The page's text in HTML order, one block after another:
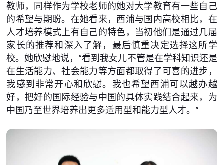
教师，同样作为学校老师的她对大学教育有一些自己
的希望与期盼。在她看来，西浦与国内高校相比，在
人才培养模式上有自己的特色，当初他们是通过几届
家长的推荐和深入了解，最后慎重决定选择这所学
校。她欣慰地说，“看到我女儿不管是在学科知识还是
在生活能力、社会能力等方面都取得了可喜的进步，
我感到非常开心和欣慰。我也希望西浦可以越办越
好，把好的国际经验与中国的具体实践结合起来，为
中国乃至世界培养出更多适用型和能力型人才。”